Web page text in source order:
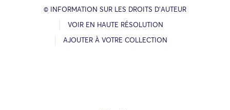
© INFORMATION SUR LES DROITS D’AUTEUR
VOIR EN HAUTE RÉSOLUTION
AJOUTER À VOTRE COLLECTION